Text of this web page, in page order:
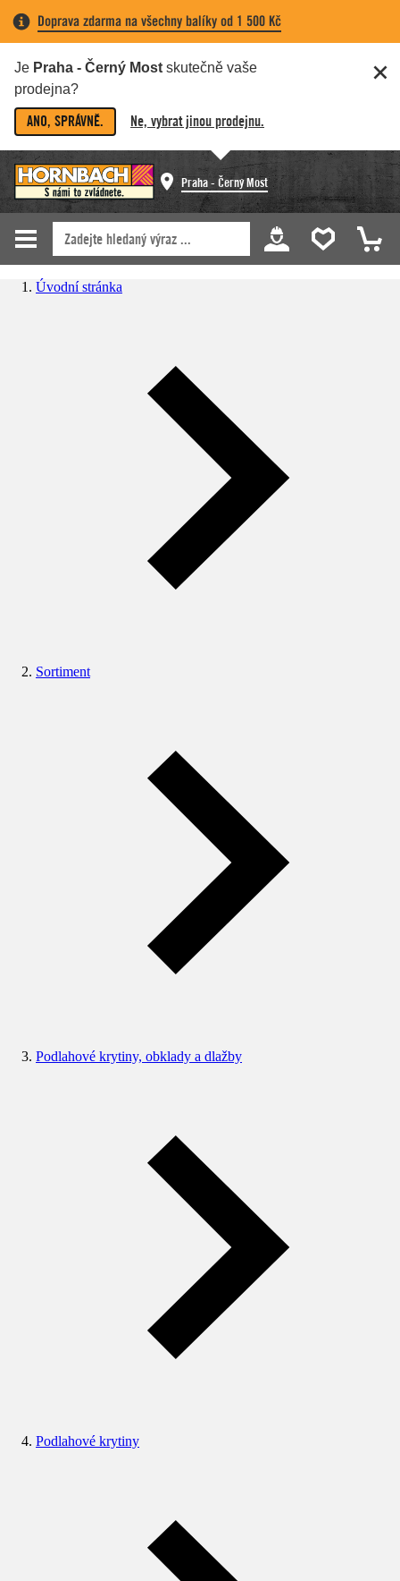
Doprava zdarma na všechny balíky od 1 500 Kč
Je Praha - Černý Most skutečně vaše
prodejna?
ANO, SPRÁVNĚ. Ne, vybrat jinou prodejnu.
Praha - Černý Most
Úvodní stránka
Sortiment
Podlahové krytiny, obklady a dlažby
Podlahové krytiny